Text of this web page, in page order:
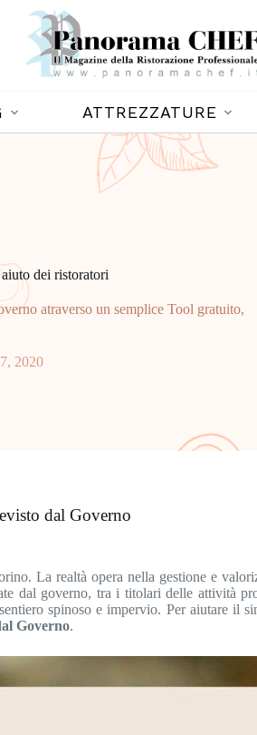
ATTREZZATURE
dei ristoratori
atraverso un semplice Tool gratuito,
2020
dal Governo
La realtà opera nella gestione e
dal governo, tra i titolari delle attività
spinoso e impervio. Per aiutare il
Governo.